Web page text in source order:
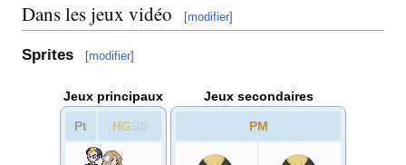
Dans les jeux vidéo [modifier]
Sprites [modifier]
Jeux principaux
Pt HGSS
Jeux secondaires
PM